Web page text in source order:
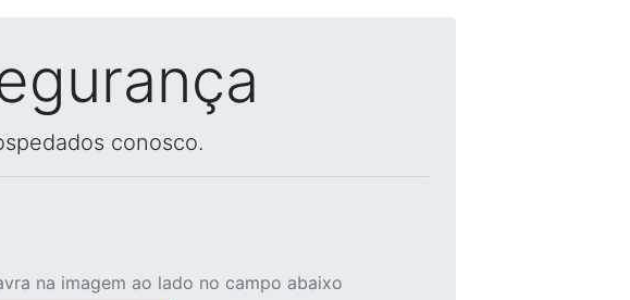
conosco.
na imagem ao lado no campo abaixo